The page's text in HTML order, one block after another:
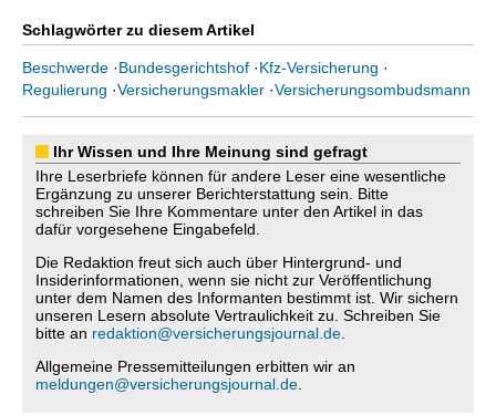
Schlagwörter zu diesem Artikel
Beschwerde ·Bundesgerichtshof ·Kfz-Versicherung ·
Regulierung ·Versicherungsmakler ·Versicherungsombudsmann
Ihr Wissen und Ihre Meinung sind gefragt
Ihre Leserbriefe können für andere Leser eine wesentliche
Ergänzung zu unserer Berichterstattung sein. Bitte
schreiben Sie Ihre Kommentare unter den Artikel in das
dafür vorgesehene Eingabefeld.
Die Redaktion freut sich auch über Hintergrund- und
Insiderinformationen, wenn sie nicht zur Veröffentlichung
unter dem Namen des Informanten bestimmt ist. Wir sichern
unseren Lesern absolute Vertraulichkeit zu. Schreiben Sie
bitte an redaktion@versicherungsjournal.de
Allgemeine Pressemitteilungen erbitten wir an
meldungen@versicherungsjournal.de